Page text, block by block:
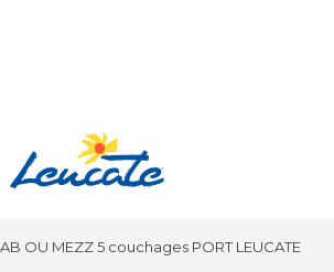
OU MEZZ 5 couchages PORT LEUCATE